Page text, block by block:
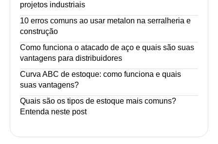
projetos industriais
10 erros comuns ao usar metalon na serralheria e
construção
Como funciona o atacado de aço e quais são suas
vantagens para distribuidores
Curva ABC de estoque: como funciona e quais
suas vantagens?
Quais são os tipos de estoque mais comuns?
Entenda neste post